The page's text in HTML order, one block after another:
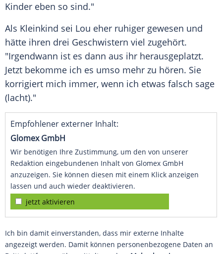
Kinder eben so sind."
Als Kleinkind sei Lou eher ruhiger gewesen und
hätte ihren drei Geschwistern viel zugehört.
"Irgendwann ist es dann aus ihr herausgeplatzt.
Jetzt bekomme ich es umso mehr zu hören. Sie
korrigiert mich immer, wenn ich etwas falsch sage
(lacht)."
Empfohlener externer Inhalt:
Glomex GmbH
Wir benötigen Ihre Zustimmung, um den von unserer
Redaktion eingebundenen Inhalt von Glomex GmbH
anzuzeigen. Sie können diesen mit einem Klick anzeigen
lassen und auch wieder deaktivieren.
jetzt aktivieren
Ich bin damit einverstanden, dass mir externe Inhalte
angezeigt werden. Damit können personenbezogene Daten an